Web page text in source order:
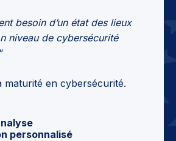
besoin d’un état des lieux
niveau de cybersécurité
maturité en cybersécurité.
personnalisé